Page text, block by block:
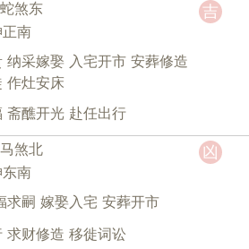
煞东
南
纳采嫁娶 入宅开市 安葬修造
作灶安床
斋醮开光 赴任出行
吉
煞北
南
求嗣 嫁娶入宅 安葬开市
求财修造 移徙词讼
凶